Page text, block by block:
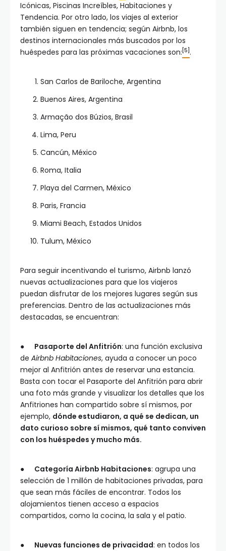
Icónicas, Piscinas Increíbles, Habitaciones y
Tendencia. Por otro lado, los viajes al exterior
también siguen en tendencia; según Airbnb, los
destinos internacionales más buscados por los
huéspedes para las próximas vacaciones son: [5] .
San Carlos de Bariloche, Argentina
Buenos Aires, Argentina
Armação dos Búzios, Brasil
Lima, Peru
Cancún, México
Roma, Italia
Playa del Carmen, México
Paris, Francia
Miami Beach, Estados Unidos
Tulum, México
Para seguir incentivando el turismo, Airbnb lanzó
nuevas actualizaciones para que los viajeros
puedan disfrutar de los mejores lugares según sus
preferencias. Dentro de las actualizaciones más
destacadas, se encuentran:
● Pasaporte del Anfitrión: una función exclusiva
de Airbnb Habitaciones, ayuda a conocer un poco
mejor al Anfitrión antes de reservar una estancia.
Basta con tocar el Pasaporte del Anfitrión para abrir
una foto más grande y visualizar los detalles que los
Anfitriones han compartido sobre sí mismos, por
ejemplo, dónde estudiaron, a qué se dedican, un
dato curioso sobre sí mismos, qué tanto conviven
con los huéspedes y mucho más.
● Categoría Airbnb Habitaciones: agrupa una
selección de 1 millón de habitaciones privadas, para
que sean más fáciles de encontrar. Todos los
alojamientos tienen acceso a espacios
compartidos, como la cocina, la sala y el patio.
● Nuevas funciones de privacidad: en todos los